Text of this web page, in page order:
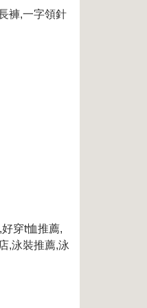
褲,一字領針
,好穿t恤推薦,
,泳裝推薦,泳